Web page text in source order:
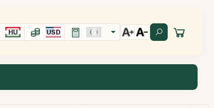
HU USD